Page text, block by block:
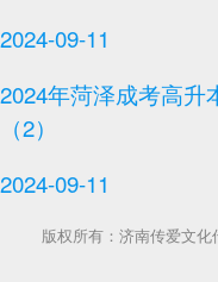
2024-09-11
2024年菏泽成考高升
（2）
2024-09-11
版权所有： 济南传爱文化